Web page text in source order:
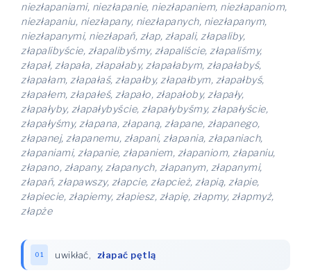
niezłapaniami, niezłapanie, niezłapaniem, niezłapaniom,
niezłapaniu, niezłapany, niezłapanych, niezłapanym,
niezłapanymi, niezłapań, złap, złapali, złapaliby,
złapalibyście, złapalibyśmy, złapaliście, złapaliśmy,
złapał, złapała, złapałaby, złapałabym, złapałabyś,
złapałam, złapałaś, złapałby, złapałbym, złapałbyś,
złapałem, złapałeś, złapało, złapałoby, złapały,
złapałyby, złapałybyście, złapałybyśmy, złapałyście,
złapałyśmy, złapana, złapaną, złapane, złapanego,
złapanej, złapanemu, złapani, złapania, złapaniach,
złapaniami, złapanie, złapaniem, złapaniom, złapaniu,
złapano, złapany, złapanych, złapanym, złapanymi,
złapań, złapawszy, złapcie, złapcież, złapią, złapie,
złapiecie, złapiemy, złapiesz, złapię, złapmy, złapmyż,
złapże
01 uwikłać złapać pętlą